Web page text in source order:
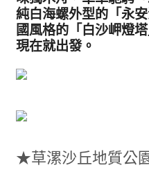
純白海螺外型的「永
國風格的「白沙岬燈
現在就出發。
★草漯沙丘地質公